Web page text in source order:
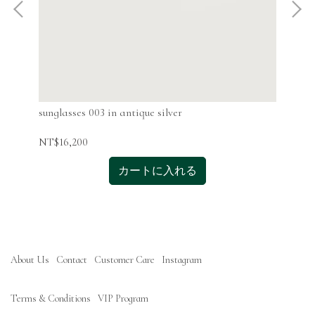
sunglasses 003 in antique silver
NT$16,200
カートに入れる
About Us Contact Customer Care Instagram
Terms & Conditions VIP Program